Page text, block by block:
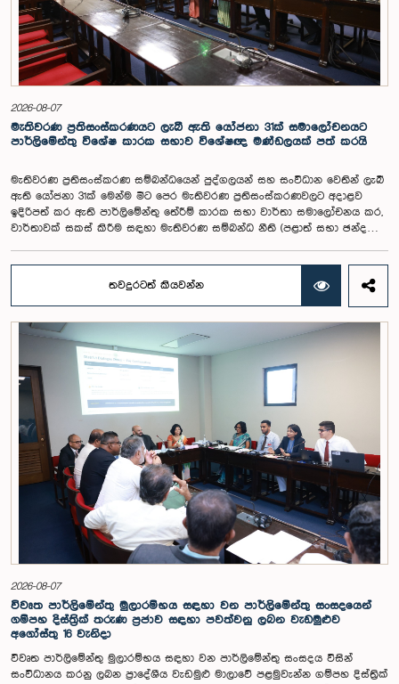
විගණකාධිපතිවරුන්ගේ වැටුප් ද සලකා බලමින් මෙම තිරණයට එළඹුණ බව
නිලධාරීන් විසින් පවසන ලදී. මිට පෙර, එය ජාතික වැටුප් හා සේවක සංඛ්‍යා
කොමිෂන් සභාවෙන් තිරණය කළ ද වර්තමානයේ එවැනි කොමිසමක් නොමැති
බවත් නිලධාරීහු සදහන් කළහ.විගණකාධිපතිවරිය සඳහා යෝජිත වැටුප්
මට්ටම අනුමත කළ ද, එම තනතුරට පැවරී ඇති වගකීම් සහ කාර්යභාරය
සැලකිල්ලට ගනිමින් වැටුප තවදුරටත් ඉහළ මට්ටමක පැවතිය යුතු බවට කාරක
සභා සභාපතිවරයා ඇතුළු මන්ත්‍රීවරුන්ගේ අදහස විය. ඒ අනුව, අදාළ වැටුප්
මට්ටම සම්බන්ධයෙන් ඉදිරියේදී තවදුරටත් අවධානය යොමු කර අවශ්‍ය තීරණ
ගැනීමේ අවශ්‍යතාව ද කාරක සභාවේදී පෙන්වා දුන් අතර ස්ථිර සහ ස්වධින
වැටුප් හා සේවක සංඛ්‍යා කොමිෂන් සභාවක් ස්ථාපිත කරන ලෙස කාරක
2026-08-07
මැතිවරණ ප්‍රතිසංස්කරණයට ලැබී ඇති යෝජනා 31ක් සමාලෝචනයට
පාර්ලිමේන්තු විශේෂ කාරක සභාව විශේෂඥ මණ්ඩලයක් පත් කරයි
මැතිවරණ ප්‍රතිසංස්කරණ සම්බන්ධයෙන් පුද්ගලයන් සහ සංවිධාන වෙතින් ලැබී
ඇති යෝජනා 31ක් මෙන්ම මීට පෙර මැතිවරණ ප්‍රතිසංස්කරණවලට අදාළව
ඉදිරිපත් කර ඇති පාර්ලිමේන්තු තේරීම් කාරක සභා වාර්තා සමාලෝචනය කර,
වාර්තාවක් සකස් කිරීම සඳහා මැතිවරණ සම්බන්ධ නීති (පළාත් සභා ඡන්ද
කාරක සභාව රාජ්‍ය පරිපාලන, පළාත් සභා සහ පළාත් පාලන ගරු අමාත්‍ය
මහාචාර්ය ඒ.එච්.එම්.එච්. අබයරත්න මහතාගේ සභාපතිත්වයෙන්
පාර්ලිමේන්තුවේදී පසුගියදා රැස් වූ අවස්ථාවේදීය.එහිදී 2004, 2007 සහ 2022
වසරවල පාර්ලිමේන්තු තේරීම් කාරක සභා වාර්තා මෙන්ම පුද්ගලයන් හා
සංවිධාන විසින් ඉදිරිපත් කර ඇති යෝජනා 31ක් පදනම් කර ගනිමින් මැතිවරණ
ප්‍රතිසංස්කරණ සම්බන්ධයෙන් දීර්ඝ ලෙස සාකච්ඡා කෙරිණි.සාකච්ඡාවේදී පළාත්
පාලන මැතිවරණ ක්‍රමය සඳහා මිශ්‍ර මැතිවරණ ක්‍රමයක් හඳුන්වා දීම, සුළු පක්ෂ
හා සුළුතර කණ්ඩායම්වල නියෝජනය තහවුරු කිරීම, කාන්තා නියෝජනය
වැඩිදියුණු කිරීම, විද්‍යුත් ඡන්ද ක්‍රමවේදයක් හඳුන්වා දීම සහ කල්තියා ඡන්දය
ප්‍රකාශ කිරීමේ පහසුකම් සැලසීම ඇතුළු යෝජනා පිළිබඳව අවධානය යොමු
විය. එමෙන්ම විදේශගත ශ්‍රී ලාංකිකයන්ට ඡන්ද අයිතිය ලබාදීම සම්බන්ධයෙන්
වන යෝජනා පිළිබඳව ද සලකා බැලුණු අතර, ඒ සඳහා අවශ්‍ය නීතිමය හා
පරිපාලනමය ප්‍රතිපාදන පිළිබඳ වැඩිදුර අධ්‍යයනය කිරීමේ අවශ්‍යතාව
අවධාරණය කෙරිණි.කාරක සභාව විසින් පත් කළ විශේෂඥ මණ්ඩලය මඟින්
ලැබී ඇති යෝජනා 31 සහ පූර්ව පාර්ලිමේන්තු තේරීම් කාරක සභා වාර්තා
විශ්ලේෂණය කර ප්‍රායෝගික නිර්දේශ සහිත වාර්තාවක් සකස් කිරීමට නියමිත
අතර, එම නිර්දේශ සමාලෝචනය කිරීම සඳහා ඉදිරි කටයුතු සිදු කිරීමට කාරක
සභාව තීරණය කළේය.මෙම රැස්වීමට කාරක සභා සාමාජික ගරු අමාත්‍ය
ආචාර්ය උපාලි පන්නිලගේ මහතා සහ ගරු පාර්ලිමේන්තු මන්ත්‍රීවරුන් වන රවී
කරුණානායක, රුවන්තිලක ජයකොඩි සහ කදිරවේලු ෂන්මුගම් කුගදාසන් යන
මහත්වරු සහභාගී වූහ.
තවදුරටත් කියවන්න
2026-08-07
විවෘත පාර්ලිමේන්තු මුලාරම්භය සඳහා වන පාර්ලිමේන්තු සංසදයෙන්
ගම්පහ දිස්ත්‍රික් තරුණ ප්‍රජාව සඳහා පවත්වනු ලබන වැඩමුළුව
අගෝස්තු 16 වැනිදා
විවෘත පාර්ලිමේන්තු මුලාරම්භය සඳහා වන පාර්ලිමේන්තු සංසදය විසින්
සංවිධානය කරනු ලබන ප්‍රාදේශීය වැඩමුළු මාලාවේ පළමුවැන්න ගම්පහ දිස්ත්‍රික්